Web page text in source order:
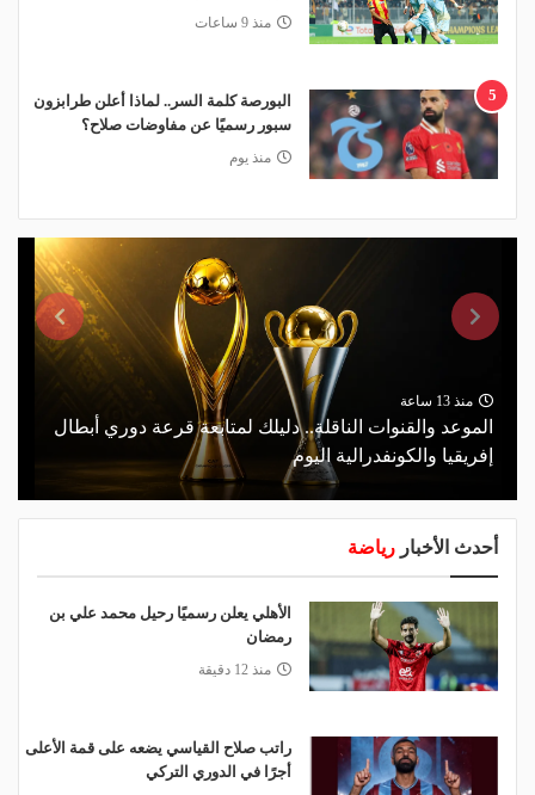
منذ 9 ساعات
5
البورصة كلمة السر.. لماذا أعلن طرابزون
سبور رسميًا عن مفاوضات صلاح؟
منذ يوم
منذ 13 ساعة
الموعد والقنوات الناقلة.. دليلك لمتابعة قرعة دوري أبطال
إفريقيا والكونفدرالية اليوم
أحدث الأخبار رياضة
الأهلي يعلن رسميًا رحيل محمد علي بن
رمضان
منذ 12 دقيقة
راتب صلاح القياسي يضعه على قمة الأعلى
أجرًا في الدوري التركي